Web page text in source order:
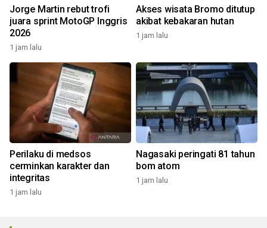
Jorge Martin rebut trofi
juara sprint MotoGP Inggris
2026
1 jam lalu
Akses wisata Bromo ditutup
akibat kebakaran hutan
1 jam lalu
Perilaku di medsos
cerminkan karakter dan
integritas
1 jam lalu
Nagasaki peringati 81 tahun
bom atom
1 jam lalu